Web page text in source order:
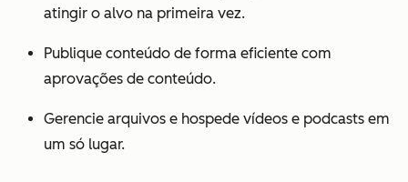
atingir o alvo na primeira vez.
Publique conteúdo de forma eficiente com
aprovações de conteúdo.
Gerencie arquivos e hospede vídeos e podcasts em
um só lugar.